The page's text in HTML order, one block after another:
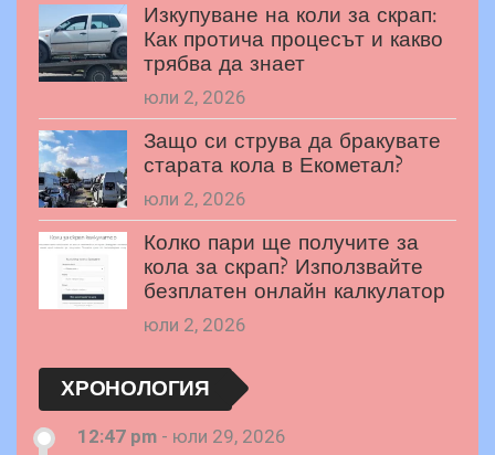
Изкупуване на коли за скрап:
Как протича процесът и какво
трябва да знает
юли 2, 2026
Защо си струва да бракувате
старата кола в Екометал?
юли 2, 2026
Колко пари ще получите за
кола за скрап? Използвайте
безплатен онлайн калкулатор
юли 2, 2026
ХРОНОЛОГИЯ
12:47 pm - юли 29, 2026